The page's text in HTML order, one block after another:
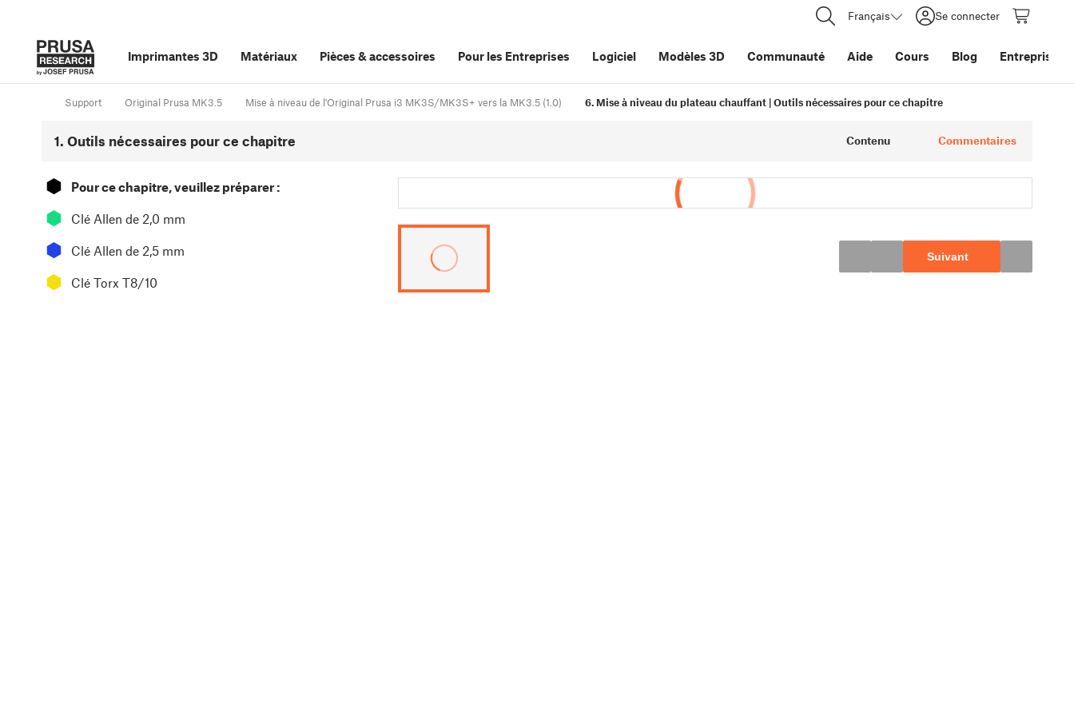
Français Se connecter
Imprimantes 3D Matériaux Pièces &accessoires Pour les Entreprises Logiciel Modèles 3D Communauté Aide Cours Blog Entreprise
Support Original Prusa MK3.5 Mise à niveau de l'Original Prusa i3 MK3S/MK3S+ vers la MK3.5 (1.0) 6. Mise à niveau du plateau chauffant | Outils nécessaires pour ce chapitre
1. Outils nécessaires pour ce chapitre Contenu Commentaires
⬢ Pour ce chapitre, veuillez préparer :
⬢ Clé Allen de 2,0 mm
⬢ Clé Allen de 2,5 mm
⬢ Clé Torx T8/10
Suivant